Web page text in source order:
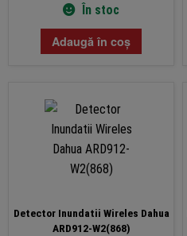
În stoc
Adaugă în coș
Detector Inundatii Wireles Dahua
ARD912-W2(868)